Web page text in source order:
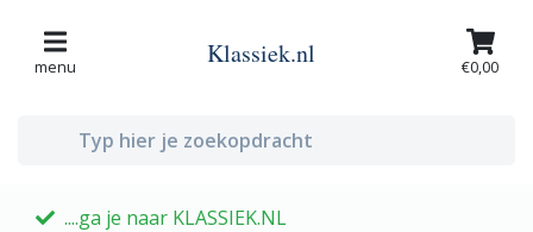
menu Klassiek.nl €0,00
....ga je naar KLASSIEK.NL